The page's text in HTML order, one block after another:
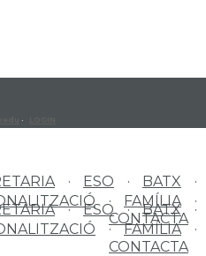
·
ESO
BATX
FAMÍLIA
CONTACTA
ESO
BATX
FAMÍLIA
CONTACTA